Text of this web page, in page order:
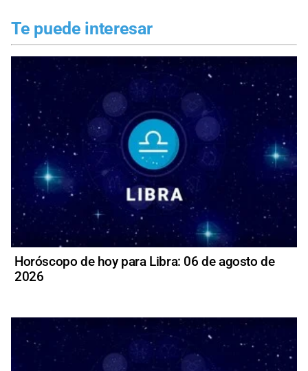
Te puede interesar
Horóscopo de hoy para Libra: 06 de agosto de
2026